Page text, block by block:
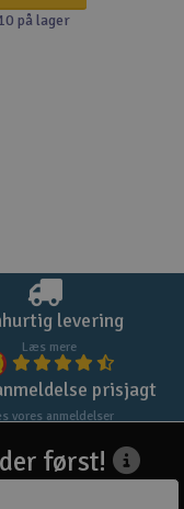
på lager
levering
Læs mere
prisjagt
vores anmeldelser
først!